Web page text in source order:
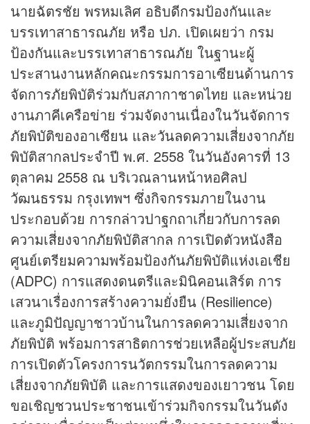
นายฉัตรชัย พรหมเลิศ อธิบดีกรมป้องกันและ
บรรเทาสาธารณภัย หรือ ปภ. เปิดเผยว่า กรม
ป้องกันและบรรเทาสาธารณภัย ในฐานะผู้
ประสานงานหลักคณะกรรมการอาเซียนด้านการ
จัดการภัยพิบัติร่วมกับสภากาชาดไทย และหน่วย
งานภาคีเครือข่าย ร่วมจัดงานเนื่องในวันจัดการ
ภัยพิบัติของอาเซียน และวันลดความเสี่ยงจากภัย
พิบัติสากลประจำปี พ.ศ. 2558 ในวันอังคารที่ 13
ตุลาคม 2558 ณ บริเวณลานหน้าหอศิลป
วัฒนธรรม กรุงเทพฯ ซึ่งกิจกรรมภายในงาน
ประกอบด้วย การกล่าวปาฐกถาเกี่ยวกับการลด
ความเสี่ยงจากภัยพิบัติสากล การเปิดตัวหนังสือ
ศูนย์เตรียมความพร้อมป้องกันภัยพิบัติแห่งเอเชีย
(ADPC) การแสดงดนตรีและมินิคอนเสิร์ต การ
เสวนาเรื่องการสร้างความยั่งยืน (Resilience)
และภูมิปัญญาชาวบ้านในการลดความเสี่ยงจาก
ภัยพิบัติ พร้อมการสาธิตการช่วยเหลือผู้ประสบภัย
การเปิดตัวโครงการนวัตกรรมในการลดความ
เสี่ยงจากภัยพิบัติ และการแสดงของเยาวชน โดย
ขอเชิญชวนประชาชนเข้าร่วมกิจกรรมในวันดัง